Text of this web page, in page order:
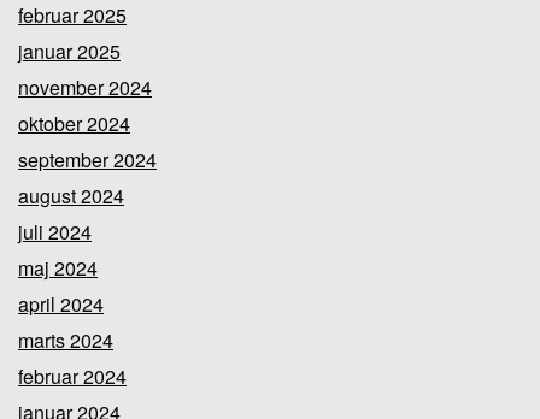
februar 2025
januar 2025
november 2024
oktober 2024
september 2024
august 2024
juli 2024
maj 2024
april 2024
marts 2024
februar 2024
januar 2024